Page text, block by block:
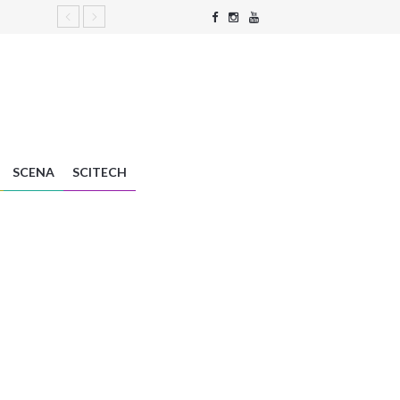
SCENA SCITECH